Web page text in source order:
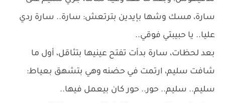
سارة، مسك وشها بإيدين بترتعش: سارة.. سارة ردي
عليا.. يا حبيبتي فوقي..
بعد لحظات، سارة بدأت تفتح عينيها بتثاقل، أول ما
شافت سليم، ارتمت في حضنه وهي بتشهق بعياط:
سليم.. سليم.. حور.. حور كان بيعمل فيها..